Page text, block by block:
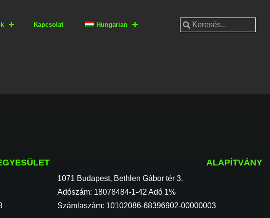
Kapcsolat Hungarian
ALAPÍTVÁNY
1071 Budapest, Bethlen Gábor tér 3.
Adószám: 18078484-1-42 Adó 1%
Számlaszám: 10102086-68396902-00000003